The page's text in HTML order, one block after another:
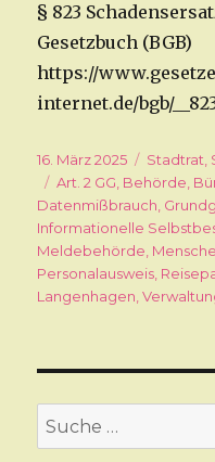
§ 823
Gesetzbuch (BGB)
https://
internet.de/bgb/
Veröffentlicht
am
16. März 2025 Stadtrat,
Schlagwörter
Art. 2 GG, Behörde,
Datenmißbrauch,
Informationelle
Meldebehörde,
Personalausweis,
Langenhagen,
Suche
nach: